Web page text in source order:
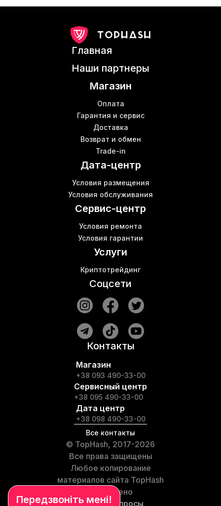
Майнинг крипто
Купить antminer s19
Bitmain antminer s17 pro
Asic antminer s19 pro
Антмайнер s15 купить
Антмайнер s17 купить
Коммутатор сетевой switch
Роутер вай фай цена
Главная
Наши партнеры
Магазин
Оплата
Гарантия и сервис
Доставка
Возврат и обмен
Trade-in
Дата-центр
Условия размещения
Условия обслуживания
Сервис-центр
Условия ремонта
Условия гарантии
Услуги
Криптотрейдинг
Соцсети
Контакты
Магазин
+38 093 490-33-00
Сервисный центр
+38 095 490-33-00
Дата центр
+38 098 490-33-00
Все контакты
© TopHash, 2017-2026
Все права защищены
Любое копирование
материалов сайта TopHash
запрещено
Частые вопросы